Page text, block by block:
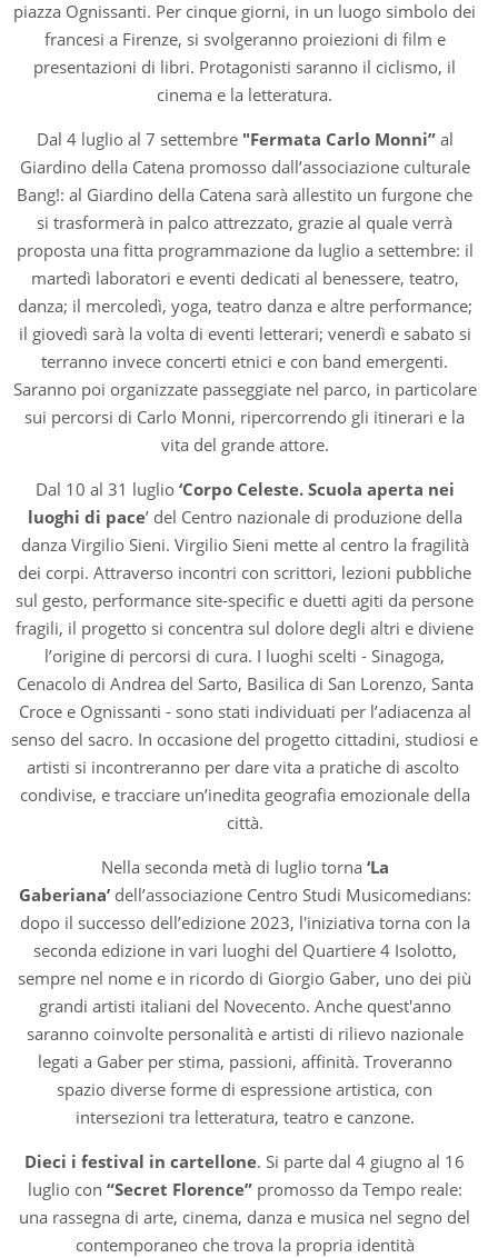
piazza Ognissanti. Per cinque giorni, in un luogo simbolo dei
francesi a Firenze, si svolgeranno proiezioni di film e
presentazioni di libri. Protagonisti saranno il ciclismo, il
cinema e la letteratura.
Dal 4 luglio al 7 settembre "Fermata Carlo Monni” al
Giardino della Catena promosso dall’associazione culturale
Bang!: al Giardino della Catena sarà allestito un furgone che
si trasformerà in palco attrezzato, grazie al quale verrà
proposta una fitta programmazione da luglio a settembre: il
martedì laboratori e eventi dedicati al benessere, teatro,
danza; il mercoledì, yoga, teatro danza e altre performance;
il giovedì sarà la volta di eventi letterari; venerdì e sabato si
terranno invece concerti etnici e con band emergenti.
Saranno poi organizzate passeggiate nel parco, in particolare
sui percorsi di Carlo Monni, ripercorrendo gli itinerari e la
vita del grande attore.
Dal 10 al 31 luglio ‘Corpo Celeste. Scuola aperta nei
luoghi di pace’ del Centro nazionale di produzione della
danza Virgilio Sieni. Virgilio Sieni mette al centro la fragilità
dei corpi. Attraverso incontri con scrittori, lezioni pubbliche
sul gesto, performance site-specific e duetti agiti da persone
fragili, il progetto si concentra sul dolore degli altri e diviene
l’origine di percorsi di cura. I luoghi scelti - Sinagoga,
Cenacolo di Andrea del Sarto, Basilica di San Lorenzo, Santa
Croce e Ognissanti - sono stati individuati per l’adiacenza al
senso del sacro. In occasione del progetto cittadini, studiosi e
artisti si incontreranno per dare vita a pratiche di ascolto
condivise, e tracciare un’inedita geografia emozionale della
città.
Nella seconda metà di luglio torna ‘La
Gaberiana’ dell’associazione Centro Studi Musicomedians:
dopo il successo dell’edizione 2023, l'iniziativa torna con la
seconda edizione in vari luoghi del Quartiere 4 Isolotto,
sempre nel nome e in ricordo di Giorgio Gaber, uno dei più
grandi artisti italiani del Novecento. Anche quest'anno
saranno coinvolte personalità e artisti di rilievo nazionale
legati a Gaber per stima, passioni, affinità. Troveranno
spazio diverse forme di espressione artistica, con
intersezioni tra letteratura, teatro e canzone.
Dieci i festival in cartellone. Si parte dal 4 giugno al 16
luglio con “Secret Florence” promosso da Tempo reale:
una rassegna di arte, cinema, danza e musica nel segno del
contemporaneo che trova la propria identità